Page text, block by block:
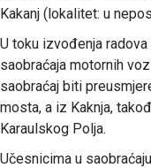
Kakanj (lokalitet: u
U toku izvođenja
saobraćaja motornih
saobraćaj biti
mosta, a iz Kaknja,
Karaulskog Polja.
Učesnicima u